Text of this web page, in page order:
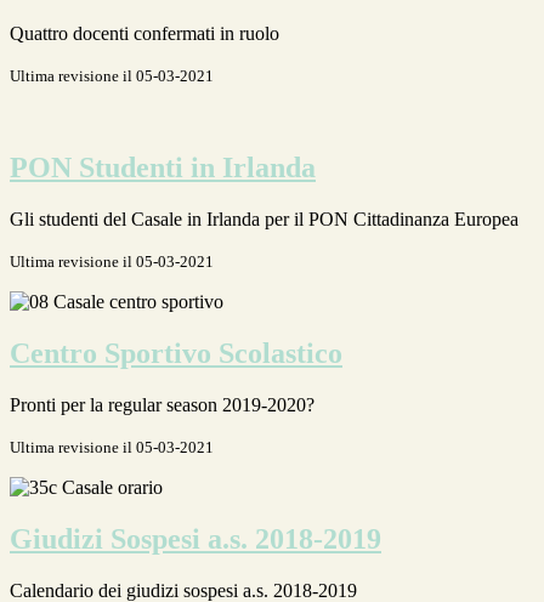
Quattro docenti confermati in ruolo
Ultima revisione il 05-03-2021
PON Studenti in Irlanda
Gli studenti del Casale in Irlanda per il PON Cittadinanza Europea
Ultima revisione il 05-03-2021
Centro Sportivo Scolastico
Pronti per la regular season 2019-2020?
Ultima revisione il 05-03-2021
Giudizi Sospesi a.s. 2018-2019
Calendario dei giudizi sospesi a.s. 2018-2019